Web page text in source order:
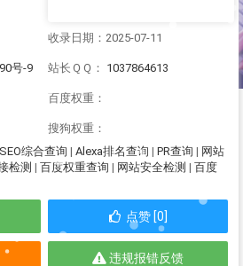
收录日期：2025-07-11
号-9 站长ＱＱ： 1037864613
百度权重：
搜狗权重：
SEO综合查询 | Alexa排名查询 | PR查询 | 网站
检测 | 百度权重查询 | 网站安全检测 | 百度
点赞 [0]
违规报错反馈